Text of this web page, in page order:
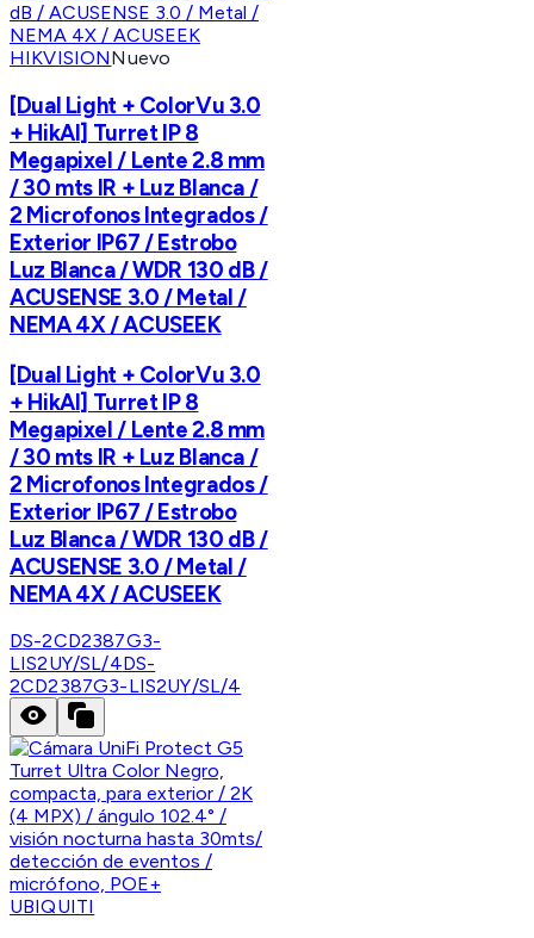
HIKVISIONNuevo
[Dual Light + ColorVu 3.0
+ HikAI] Turret IP 8
Megapixel / Lente 2.8 mm
/ 30 mts IR + Luz Blanca /
2 Microfonos Integrados /
Exterior IP67 / Estrobo
Luz Blanca / WDR 130 dB /
ACUSENSE 3.0 / Metal /
NEMA 4X / ACUSEEK
[Dual Light + ColorVu 3.0
+ HikAI] Turret IP 8
Megapixel / Lente 2.8 mm
/ 30 mts IR + Luz Blanca /
2 Microfonos Integrados /
Exterior IP67 / Estrobo
Luz Blanca / WDR 130 dB /
ACUSENSE 3.0 / Metal /
NEMA 4X / ACUSEEK
DS-2CD2387G3-
LIS2UY/SL/4DS-
2CD2387G3-LIS2UY/SL/4
UBIQUITI